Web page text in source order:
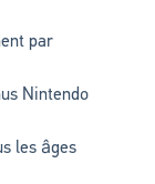
par
Nintendo
les âges